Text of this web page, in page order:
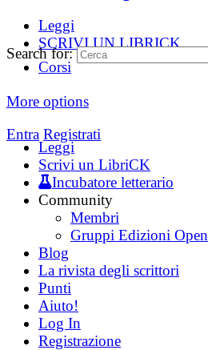
Leggi
SCRIVI UN LIBRICK
Corsi
More options
Entra Registrati
Search for:
Leggi
Scrivi un LibriCK
Incubatore letterario
Community
Membri
Gruppi Edizioni Open
Blog
La rivista degli scrittori
Punti
Aiuto!
Log In
Registrazione